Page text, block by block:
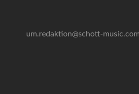
um.redaktion@schott-music.com